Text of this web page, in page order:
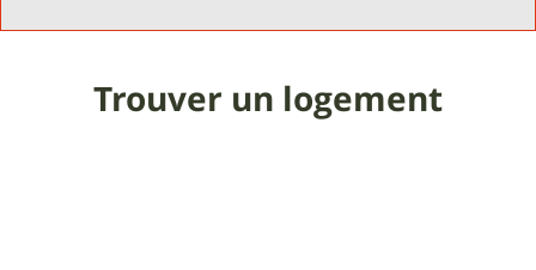
Trouver un logement